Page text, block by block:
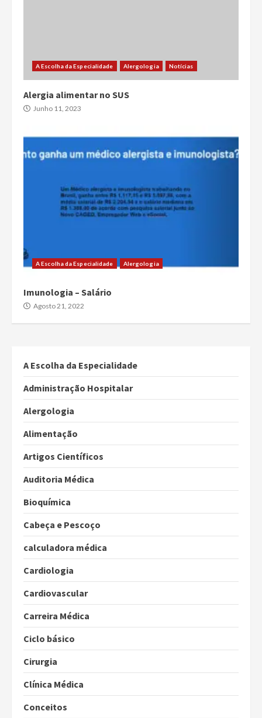
A Escolha da Especialidade Alergologia Notícias
Alergia alimentar no SUS
Junho 11, 2023
A Escolha da Especialidade Alergologia
Imunologia – Salário
Agosto 21, 2022
A Escolha da Especialidade
Administração Hospitalar
Alergologia
Alimentação
Artigos Científicos
Auditoria Médica
Bioquímica
Cabeça e Pescoço
calculadora médica
Cardiologia
Cardiovascular
Carreira Médica
Ciclo básico
Cirurgia
Clínica Médica
Conceitos